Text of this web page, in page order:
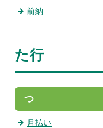
前納
た行
つ
月払い